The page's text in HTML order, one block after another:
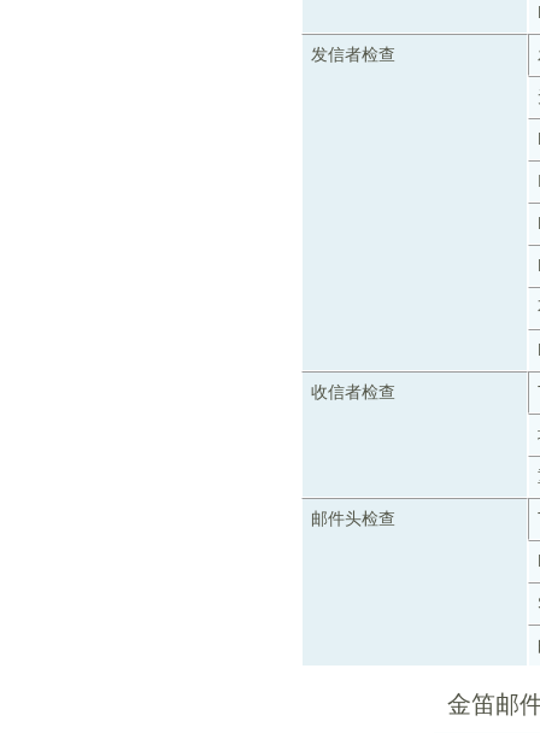
发信者检查
收信者检查
邮件头检查
金笛邮